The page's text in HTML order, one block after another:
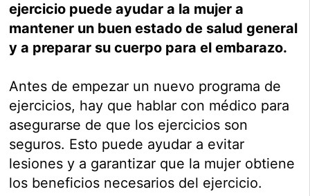
ejercicio puede ayudar a la mujer a
mantener un buen estado de salud general
y a preparar su cuerpo para el embarazo.
Antes de empezar un nuevo programa de
ejercicios, hay que hablar con médico para
asegurarse de que los ejercicios son
seguros. Esto puede ayudar a evitar
lesiones y a garantizar que la mujer obtiene
los beneficios necesarios del ejercicio.